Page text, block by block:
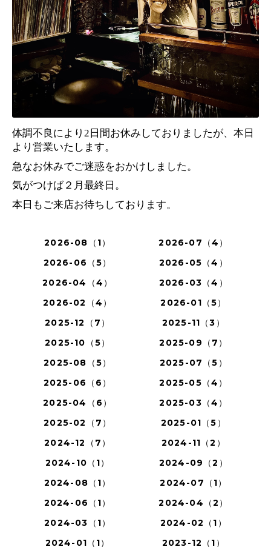
体調不良により2日間お休みしておりましたが、本日
より営業いたします。
急なお休みでご迷惑をおかけしました。
気がつけば２月最終日。
本日もご来店お待ちしております。
2026-08（1）
2026-07（4）
2026-06（5）
2026-05（4）
2026-04（4）
2026-03（4）
2026-02（4）
2026-01（5）
2025-12（7）
2025-11（3）
2025-10（5）
2025-09（7）
2025-08（5）
2025-07（5）
2025-06（6）
2025-05（4）
2025-04（6）
2025-03（4）
2025-02（7）
2025-01（5）
2024-12（7）
2024-11（2）
2024-10（1）
2024-09（2）
2024-08（1）
2024-07（1）
2024-06（1）
2024-04（2）
2024-03（1）
2024-02（1）
2024-01（1）
2023-12（1）